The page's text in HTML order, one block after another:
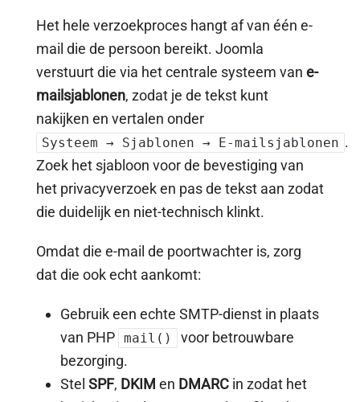
Het hele verzoekproces hangt af van één e-
mail die de persoon bereikt. Joomla
verstuurt die via het centrale systeem van e-
mailsjablonen, zodat je de tekst kunt
nakijken en vertalen onder
Systeem → Sjablonen → E-mailsjablonen .
Zoek het sjabloon voor de bevestiging van
het privacyverzoek en pas de tekst aan zodat
die duidelijk en niet-technisch klinkt.
Omdat die e-mail de poortwachter is, zorg
dat die ook echt aankomt:
Gebruik een echte SMTP-dienst in plaats
van PHP mail()
voor betrouwbare
bezorging.
Stel SPF, DKIM en DMARC in zodat het